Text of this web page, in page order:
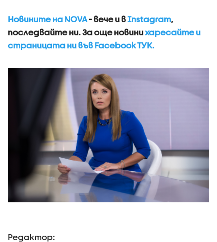
Новините на NOVA- вече и вInstagram,
последвайте ни.За още новинихаресайте и
страницата ни във Facebook ТУК.
Редактор: